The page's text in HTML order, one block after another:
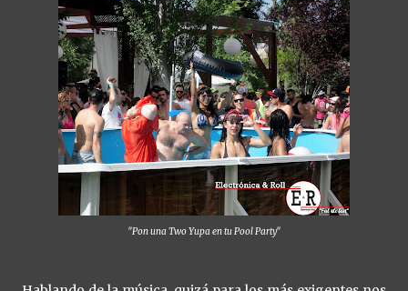
"Pon una Two Yupa en tu Pool Party"